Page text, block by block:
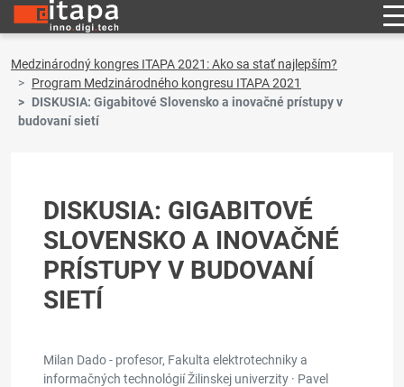
Medzinárodný kongres ITAPA 2021: Ako sa stať najlepším?
Program Medzinárodného kongresu ITAPA 2021
DISKUSIA: Gigabitové Slovensko a inovačné prístupy v
budovaní sietí
DISKUSIA: GIGABITOVÉ
SLOVENSKO A INOVAČNÉ
PRÍSTUPY V BUDOVANÍ
SIETÍ
Milan Dado - profesor, Fakulta elektrotechniky a
informačných technológií Žilinskej univerzity · Pavel